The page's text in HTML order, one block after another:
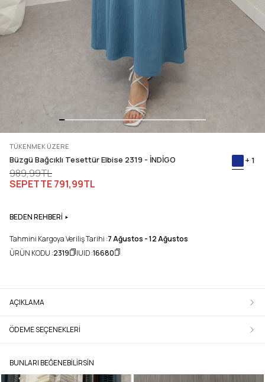
TÜKENMEK ÜZERE
Büzgü Bağcıklı Tesettür Elbise 2319 - İNDİGO + 1
989,99TL
SEPETTE791,99TL
BEDEN REHBERİ
Tahmini Kargoya Veriliş Tarihi :7 Ağustos - 12 Ağustos
ÜRÜN KODU :2319 UID :16680
AÇIKLAMA
ÖDEME SEÇENEKLERI
BUNLARI BEĞENEBILIRSIN